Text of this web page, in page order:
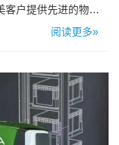
客户提供先进的物流
，并最终推动北美
阅读更多»